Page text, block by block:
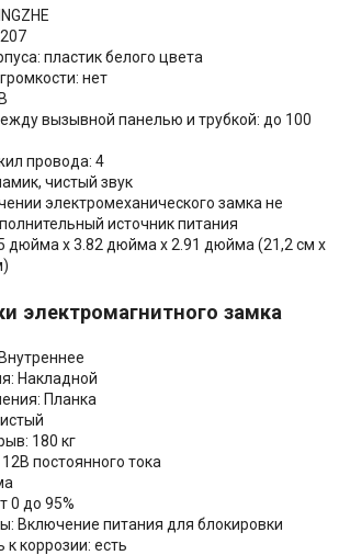
пластик белого цвета
нет
вызывной панелью и трубкой: до 100
провода: 4
чистый звук
электромеханического замка не
источник питания
дюйма х 3.82 дюйма х 2.91 дюйма (21,2 см х
электромагнитного замка
Накладной
Планка
180 кг
постоянного тока
0 до 95%
Включение питания для блокировки
к коррозии: есть